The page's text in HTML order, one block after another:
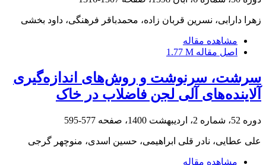
زهرا دارابی، نسرین قربان زاده، محمدباقر فرهنگی، داود بخشی
مشاهده مقاله
اصل مقاله 1.77 M
سرشت، سرنوشت و روش‌های اندازه‌گیری
آلاینده‌های آلی لجن فاضلاب در خاک
دوره 52، شماره 2، اردیبهشت 1400، صفحه 577-595
علی عطایی، نادر قلی ابراهیمی، حسین اسدی، منوچهر گرجی
مشاهده مقاله